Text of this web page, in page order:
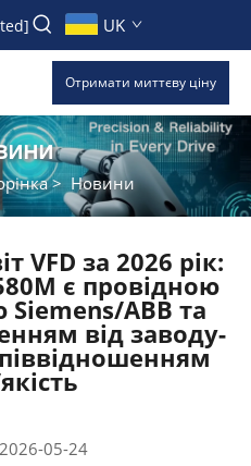
UK
Отримати миттєву ціну
> Новини
VFD за 2026 рік:
є провідною
ABB та
від заводу-
05-24